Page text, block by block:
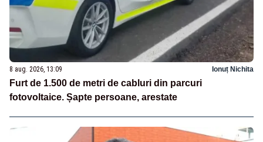
8 aug. 2026, 13:09 Ionuț Nichita
Furt de 1.500 de metri de cabluri din parcuri
fotovoltaice. Șapte persoane, arestate